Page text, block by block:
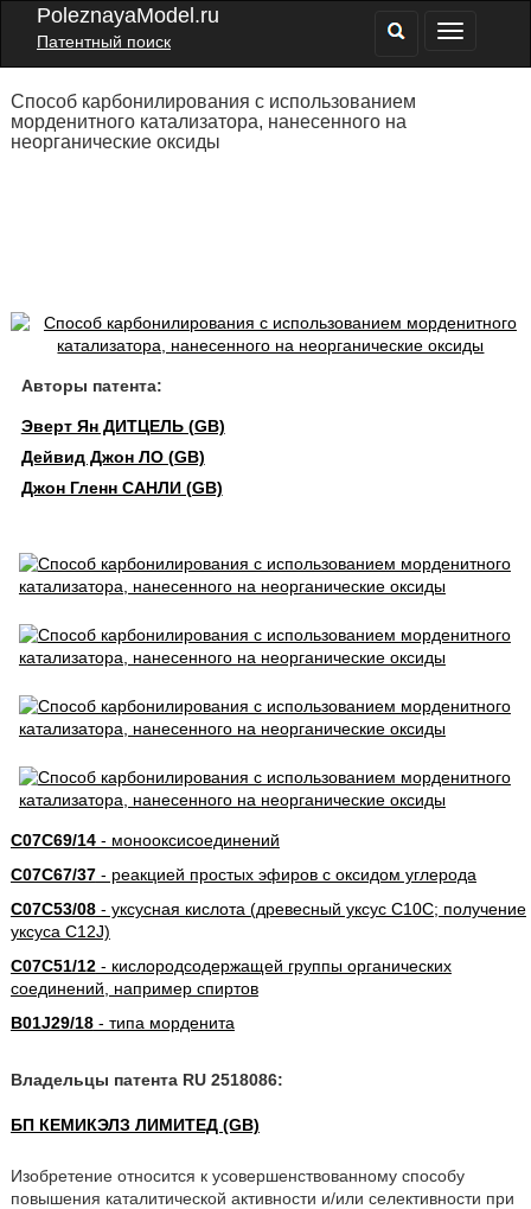
PoleznayaModel.ru
Патентный поиск
Способ карбонилирования с использованием
морденитного катализатора, нанесенного на
неорганические оксиды
Авторы патента:
Эверт Ян ДИТЦЕЛЬ (GB)
Дейвид Джон ЛО (GB)
Джон Гленн САНЛИ (GB)
C07C69/14- монооксисоединений
C07C67/37- реакцией простых эфиров с оксидом углерода
C07C53/08- уксусная кислота (древесный уксус C10C; получение
уксуса C12J)
C07C51/12- кислородсодержащей группы органических
соединений, например спиртов
B01J29/18- типа морденита
Владельцы патента RU 2518086:
БП КЕМИКЭЛЗ ЛИМИТЕД (GB)
Изобретение относится к усовершенствованному способу
повышения каталитической активности и/или селективности при